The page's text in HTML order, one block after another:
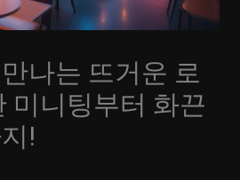
나는 뜨거운 로
미니팅부터 화끈
!